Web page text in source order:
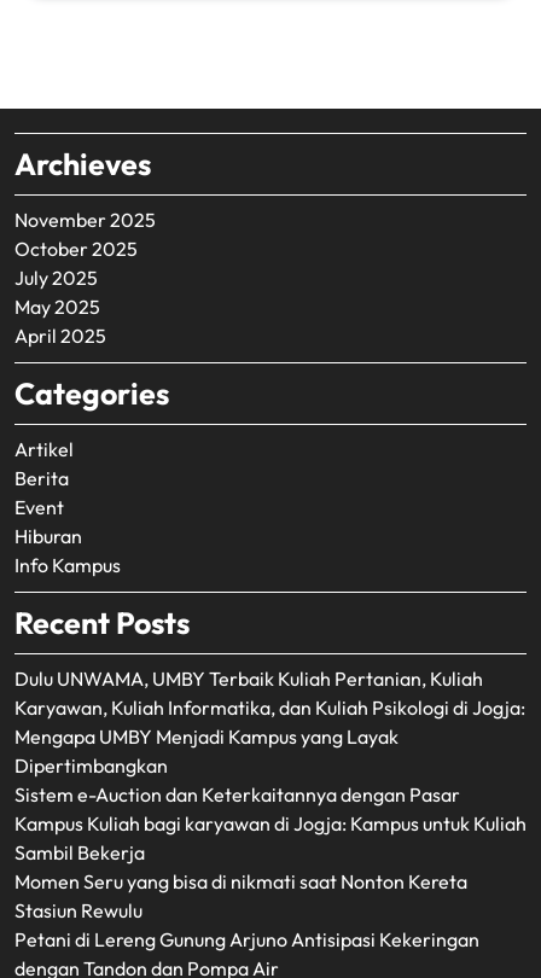
Archieves
November 2025
October 2025
July 2025
May 2025
April 2025
Categories
Artikel
Berita
Event
Hiburan
Info Kampus
Recent Posts
Dulu UNWAMA, UMBY Terbaik Kuliah Pertanian, Kuliah
Karyawan, Kuliah Informatika, dan Kuliah Psikologi di Jogja:
Mengapa UMBY Menjadi Kampus yang Layak
Dipertimbangkan
Sistem e-Auction dan Keterkaitannya dengan Pasar
Kampus Kuliah bagi karyawan di Jogja: Kampus untuk Kuliah
Sambil Bekerja
Momen Seru yang bisa di nikmati saat Nonton Kereta
Stasiun Rewulu
Petani di Lereng Gunung Arjuno Antisipasi Kekeringan
dengan Tandon dan Pompa Air